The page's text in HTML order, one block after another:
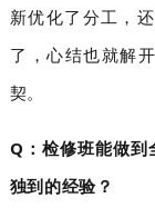
新优化了分工，还
了，心结也就解
契。
Q：检修班能做
独到的经验？